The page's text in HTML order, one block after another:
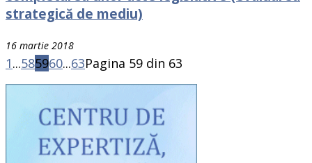
strategică de mediu)
16 martie 2018
1...585960...63Pagina 59 din 63